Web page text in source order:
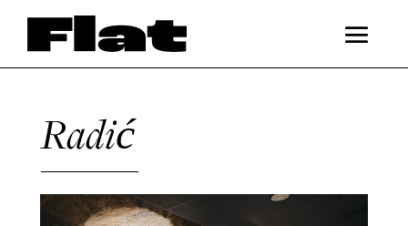
Radić